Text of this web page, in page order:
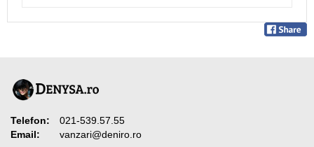
Telefon:
021-539.57.55
Email:
vanzari@deniro.ro